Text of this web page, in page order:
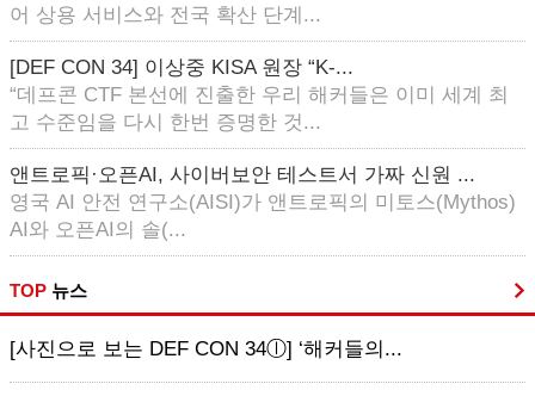
어 상용 서비스와 전국 확산 단계...
[DEF CON 34] 이상중 KISA 원장 “K-...
“데프콘 CTF 본선에 진출한 우리 해커들은 이미 세계 최
고 수준임을 다시 한번 증명한 것...
앤트로픽·오픈AI, 사이버보안 테스트서 가짜 신원 ...
영국 AI 안전 연구소(AISI)가 앤트로픽의 미토스(Mythos)
AI와 오픈AI의 솔(...
TOP 뉴스
[사진으로 보는 DEF CON 34ⓛ] ‘해커들의...